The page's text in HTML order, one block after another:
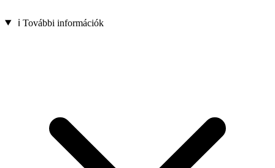
ℹ️ További információk